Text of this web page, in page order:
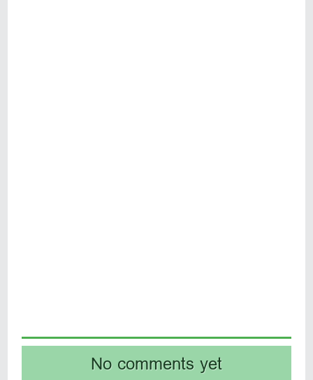
No comments yet